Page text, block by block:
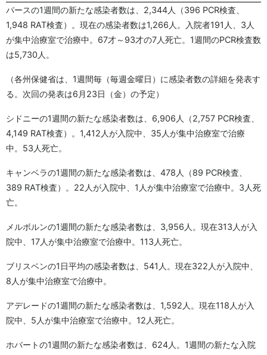
パースの1週間の新たな感染者数は、2,344人（396 PCR検査、
1,948 RAT検査）。現在の感染者数は1,266人。入院者191人、3人
が集中治療室で治療中。67才～93才の7人死亡。1週間のPCR検査数
は5,730人。
（各州保健省は、1週間毎（毎週金曜日）に感染者数の詳細を発表す
る。次回の発表は6月23日（金）の予定）
シドニーの1週間の新たな感染者数は、6,906人（2,757 PCR検査、
4,149 RAT検査）。1,412人が入院中、35人が集中治療室で治療
中。53人死亡。
キャンベラの1週間の新たな感染者数は、478人（89 PCR検査、
389 RAT検査）。22人が入院中、1人が集中治療室で治療中。3人死
亡。
メルボルンの1週間の新たな感染者数は、3,956人。現在313人が入
院中、17人が集中治療室で治療中。113人死亡。
ブリスベンの1日平均の感染者数は、541人。現在322人が入院中、
8人が集中治療室で治療中。
アデレードの1週間の新たな感染者数は、1,592人。現在118人が入
院中、5人が集中治療室で治療中。12人死亡。
ホバートの1週間の新たな感染者数は、624人。1週間の新たな入院